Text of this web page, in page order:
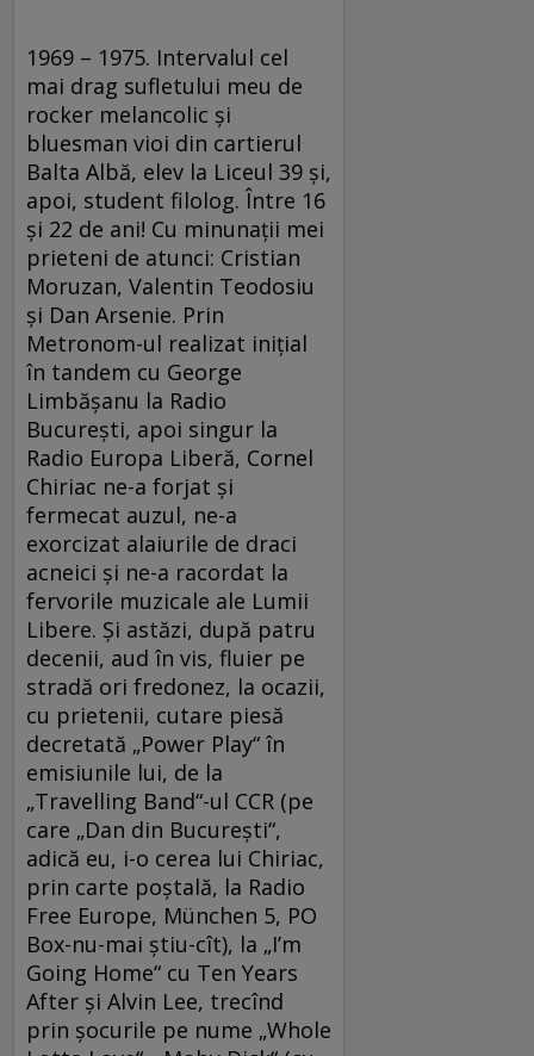
1969 – 1975. Intervalul cel
mai drag sufletului meu de
rocker melancolic şi
bluesman vioi din cartierul
Balta Albă, elev la Liceul 39 şi,
apoi, student filolog. Între 16
şi 22 de ani! Cu minunaţii mei
prieteni de atunci: Cristian
Moruzan, Valentin Teodosiu
şi Dan Arsenie. Prin
Metronom-ul realizat iniţial
în tandem cu George
Limbăşanu la Radio
Bucureşti, apoi singur la
Radio Europa Liberă, Cornel
Chiriac ne-a forjat şi
fermecat auzul, ne-a
exorcizat alaiurile de draci
acneici şi ne-a racordat la
fervorile muzicale ale Lumii
Libere. Şi astăzi, după patru
decenii, aud în vis, fluier pe
stradă ori fredonez, la ocazii,
cu prietenii, cutare piesă
decretată „Power Play“ în
emisiunile lui, de la
„Travelling Band“-ul CCR (pe
care „Dan din Bucureşti“,
adică eu, i-o cerea lui Chiriac,
prin carte poştală, la Radio
Free Europe, München 5, PO
Box-nu-mai ştiu-cît), la „I’m
Going Home“ cu Ten Years
After şi Alvin Lee, trecînd
prin şocurile pe nume „Whole